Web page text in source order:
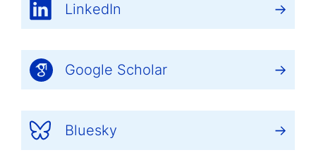
LinkedIn
Google Scholar
Bluesky